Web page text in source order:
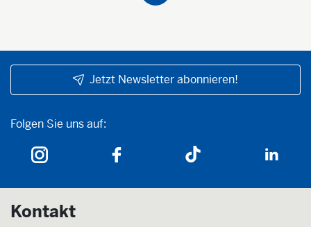
Jetzt Newsletter abonnieren!
Folgen Sie uns auf:
Folgen Sie uns auf:
Kontakt